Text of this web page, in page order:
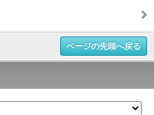
ページの先頭へ戻る